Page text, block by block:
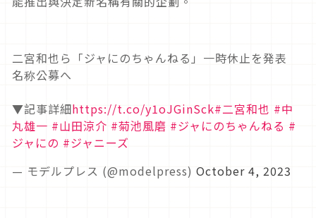
二宮和也ら「ジャにのちゃんねる」一時休止を発表
名称公募へ
▼記事詳細https://t.co/y1oJGinSck#二宮和也 #中
丸雄一 #山田涼介 #菊池風磨 #ジャにのちゃんねる #
ジャにの #ジャニーズ
— モデルプレス (@modelpress) October 4, 2023